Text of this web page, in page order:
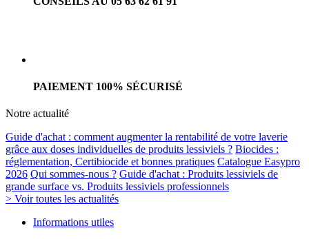
PAIEMENT 100% SÉCURISÉ
Notre actualité
Guide d'achat : comment augmenter la rentabilité de votre laverie
grâce aux doses individuelles de produits lessiviels ? Biocides :
réglementation, Certibiocide et bonnes pratiques Catalogue Easypro
2026 Qui sommes-nous ? Guide d'achat : Produits lessiviels de
grande surface vs. Produits lessiviels professionnels
> Voir toutes les actualités
Informations utiles